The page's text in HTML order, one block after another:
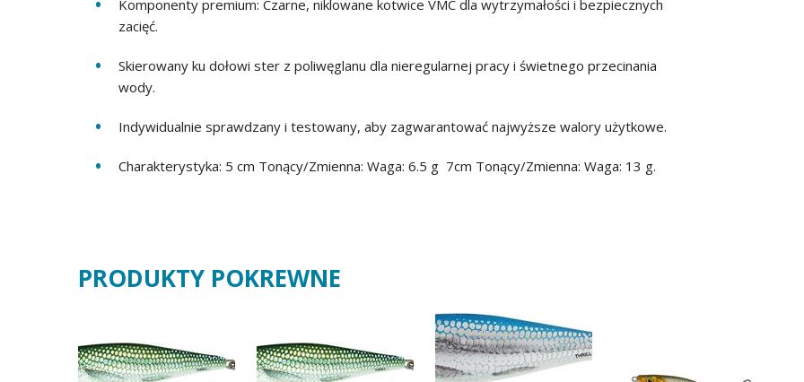
Komponenty premium: Czarne, niklowane kotwice VMC dla wytrzymałości i bezpiecznych
zacięć.
Skierowany ku dołowi ster z poliwęglanu dla nieregularnej pracy i świetnego przecinania
wody.
Indywidualnie sprawdzany i testowany, aby zagwarantować najwyższe walory użytkowe.
Charakterystyka: 5 cm Tonący/Zmienna: Waga: 6.5 g 7cm Tonący/Zmienna: Waga: 13 g.
PRODUKTY POKREWNE